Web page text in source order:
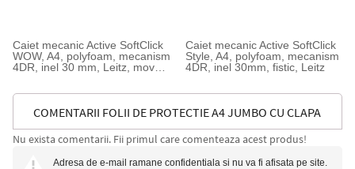
Caiet mecanic Active SoftClick
WOW, A4, polyfoam, mecanism
4DR, inel 30 mm, Leitz, mov
Caiet mecanic Active SoftClick
Style, A4, polyfoam, mecanism
4DR, inel 30mm, fistic, Leitz
COMENTARII FOLII DE PROTECTIE A4 JUMBO CU CLAPA
170 MICRONI 5 BUC/SET LEITZ
Nu exista comentarii. Fii primul care comenteaza acest produs!
Adresa de e-mail ramane confidentiala si nu va fi afisata pe site.